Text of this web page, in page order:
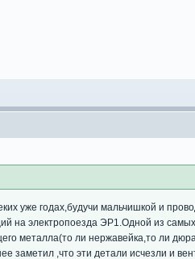
уже годах,будучи мальчишкой и
на электропоезда ЭР1.Одной из
металла(то ли нержавейка,то ли
заметил ,что эти детали исчезли и